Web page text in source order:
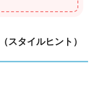
スタイルヒント）